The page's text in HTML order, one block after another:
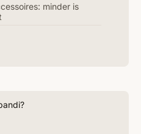
minder is